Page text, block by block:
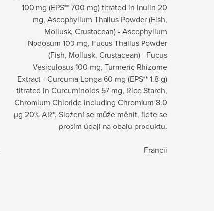
100 mg (EPS** 700 mg) titrated in Inulin 20
mg, Ascophyllum Thallus Powder (Fish,
Mollusk, Crustacean) - Ascophyllum
Nodosum 100 mg, Fucus Thallus Powder
(Fish, Mollusk, Crustacean) - Fucus
Vesiculosus 100 mg, Turmeric Rhizome
Extract - Curcuma Longa 60 mg (EPS** 1.8 g)
titrated in Curcuminoids 57 mg, Rice Starch,
Chromium Chloride including Chromium 8.0
µg 20% AR*. Složení se může měnit, řiďte se
prosím údaji na obalu produktu.
Francii